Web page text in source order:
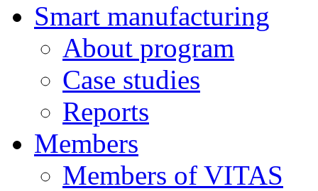
Smart manufacturing
About program
Case studies
Reports
Members
Members of VITAS